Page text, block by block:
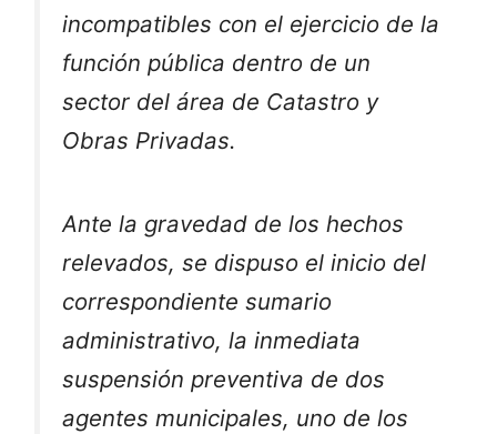
incompatibles con el ejercicio de la
función pública dentro de un
sector del área de Catastro y
Obras Privadas.
Ante la gravedad de los hechos
relevados, se dispuso el inicio del
correspondiente sumario
administrativo, la inmediata
suspensión preventiva de dos
agentes municipales, uno de los